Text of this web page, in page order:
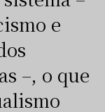
e
–, o que